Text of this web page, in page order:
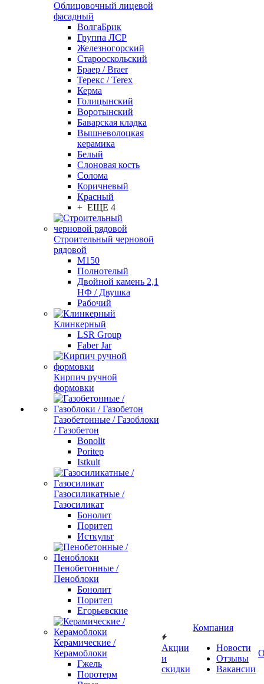
Облицовочный лицевой
фасадный
ВолгаБрик
Группа ЛСР
Железногорский
Старооскольский
Браер / Braer
Терекс / Terex
Керма
Голицынский
Воротынский
Баварская кладка
Вышневолоцкая
керамика
Белый
Слоновая кость
Солома
Коричневый
Красный
+ ЕЩЕ 4
Строительный черновой
рядовой
М150
Полнотелый
Двойной камень 2,1
НФ / Двушка
Рабочий
Клинкерный
LSR Group
Faber Jar
Кирпич ручной
формовки
Газобетонные / Газоблоки
/ Газобетон
Bonolit
Poritep
Istkult
Газосиликатные /
Газосиликат
Бонолит
Поритеп
Исткульт
Пенобетонные /
Пеноблоки
Бонолит
Поритеп
Егорьевские
Керамические /
Керамоблоки
Гжель
Поротерм
Акции
и
скидки
Компания
Новости
Отзывы
Вакансии